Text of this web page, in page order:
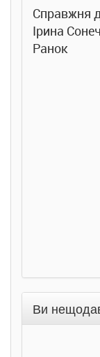
Справжня
Ірина
Ранок
Ви